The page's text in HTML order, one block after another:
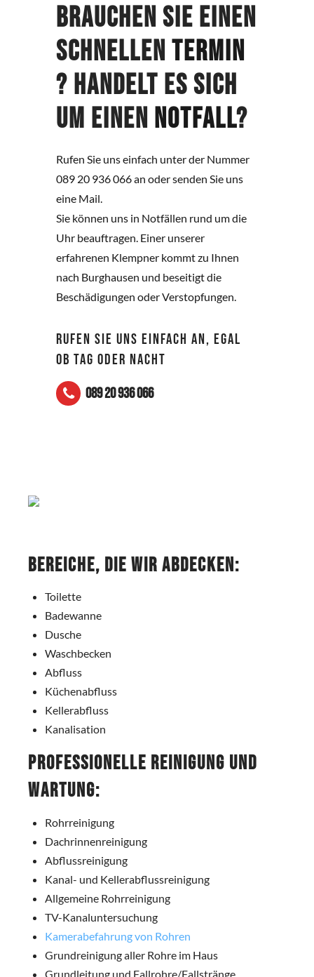
Brauchen Sie einen
schnellen Termin
? Handelt es sich
um einen Notfall?
Rufen Sie uns einfach unter der Nummer
089 20 936 066 an oder senden Sie uns
eine Mail.
Sie können uns in Notfällen rund um die
Uhr beauftragen. Einer unserer
erfahrenen Klempner kommt zu Ihnen
nach Burghausen und beseitigt die
Beschädigungen oder Verstopfungen.
RUFEN SIE UNS EINFACH AN, EGAL
OB TAG ODER NACHT
089 20 936 066
Bereiche, die wir abdecken:
Toilette
Badewanne
Dusche
Waschbecken
Abfluss
Küchenabfluss
Kellerabfluss
Kanalisation
Professionelle Reinigung und
Wartung:
Rohrreinigung
Dachrinnenreinigung
Abflussreinigung
Kanal- und Kellerabflussreinigung
Allgemeine Rohrreinigung
TV-Kanaluntersuchung
Kamerabefahrung von Rohren
Grundreinigung aller Rohre im Haus
Grundleitung und Fallrohre/Fallstränge